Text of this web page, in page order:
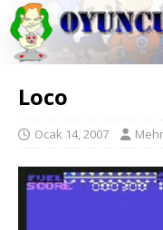
Loco
Ocak 14, 2007